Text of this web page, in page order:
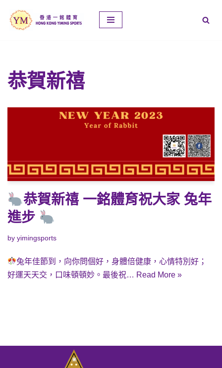
Skip
恭賀新禧
恭賀新禧 一銘體育祝大家 兔年
進步
by yimingsports
兔年佳節到，向你問個好，身體倍健康，心情特別好；
好運天天交，口味頓頓妙。最後祝… Read More »